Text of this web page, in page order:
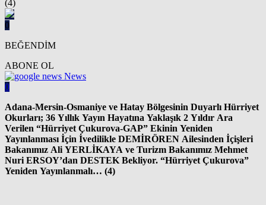
0
BEĞENDİM
ABONE OL
News
0
Adana-Mersin-Osmaniye ve Hatay Bölgesinin Duyarlı Hürriyet
Okurları; 36 Yıllık Yayın Hayatına Yaklaşık 2 Yıldır Ara
Verilen “Hürriyet Çukurova-GAP” Ekinin Yeniden
Yayınlanması İçin İvedilikle DEMİRÖREN Ailesinden İçişleri
Bakanımız Ali YERLİKAYA ve Turizm Bakanımız Mehmet
Nuri ERSOY’dan DESTEK Bekliyor. “Hürriyet Çukurova”
Yeniden Yayınlanmalı… (4)